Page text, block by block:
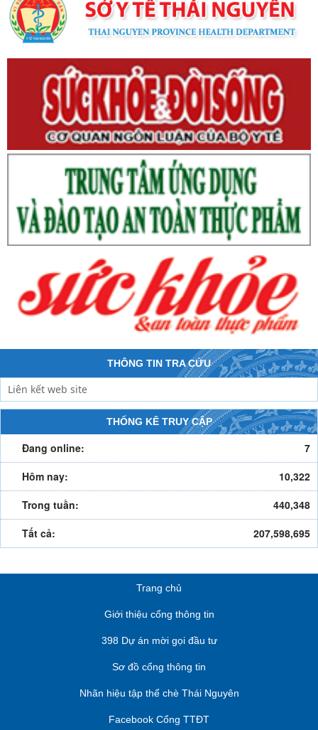
THÔNG TIN TRA CỨU
THỐNG KÊ TRUY CẬP
Đang online:
7
Hôm nay:
10,322
Trong tuần:
440,348
Tất cả:
207,598,695
Trang chủ
Giới thiệu cổng thông tin
398 Dự án mời gọi đầu tư
Sơ đồ cổng thông tin
Nhãn hiệu tập thể chè Thái Nguyên
Facebook Cổng TTĐT